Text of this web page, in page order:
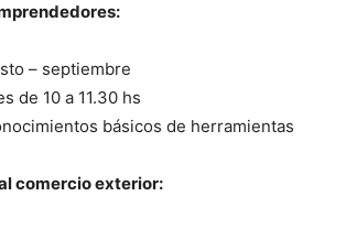
– septiembre
de 10 a 11.30 hs
básicos de herramientas
comercio exterior: